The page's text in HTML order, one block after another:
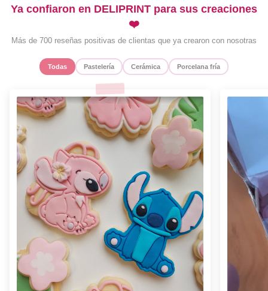
Ya confiaron en DELIPRINT para sus creaciones
❤️
Más de 700 reseñas positivas de clientas que ya crearon con nosotras
Todas Pastelería Cerámica Porcelana fría